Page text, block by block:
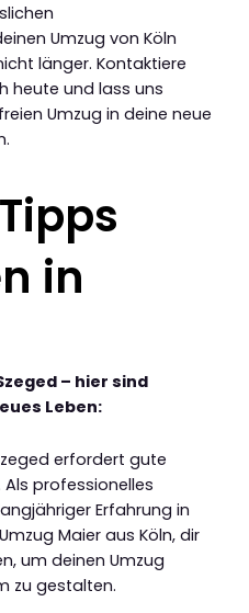
Umzug von Köln
länger. Kontaktiere
heute und lass uns
Umzug in deine neue
in
– hier sind
Leben:
erfordert gute
professionelles
Erfahrung in
Maier aus Köln, dir
um deinen Umzug
zu gestalten.